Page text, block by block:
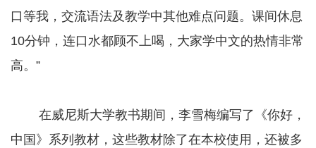
口等我，交流语法及教学中其他难点问题。课间休息
10分钟，连口水都顾不上喝，大家学中文的热情非常
高。”
在威尼斯大学教书期间，李雪梅编写了《你好，
中国》系列教材，这些教材除了在本校使用，还被多